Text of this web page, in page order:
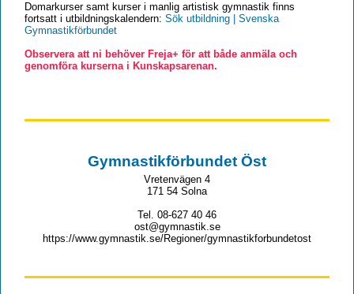
Domarkurser samt kurser i manlig artistisk gymnastik finns
fortsatt i utbildningskalendern: Sök utbildning | Svenska
Gymnastikförbundet
Observera att ni behöver Freja+ för att både anmäla och
genomföra kurserna i Kunskapsarenan.
Gymnastikförbundet Öst
Vretenvägen 4
171 54 Solna
Tel. 08-627 40 46
ost@gymnastik.se
https://www.gymnastik.se/Regioner/gymnastikforbundetost